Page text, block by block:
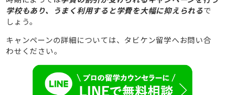
学校もあり、うまく利用すると学費を大幅に抑えられるで
しょう。
キャンペーンの詳細については、タビケン留学へお問い合
わせください。